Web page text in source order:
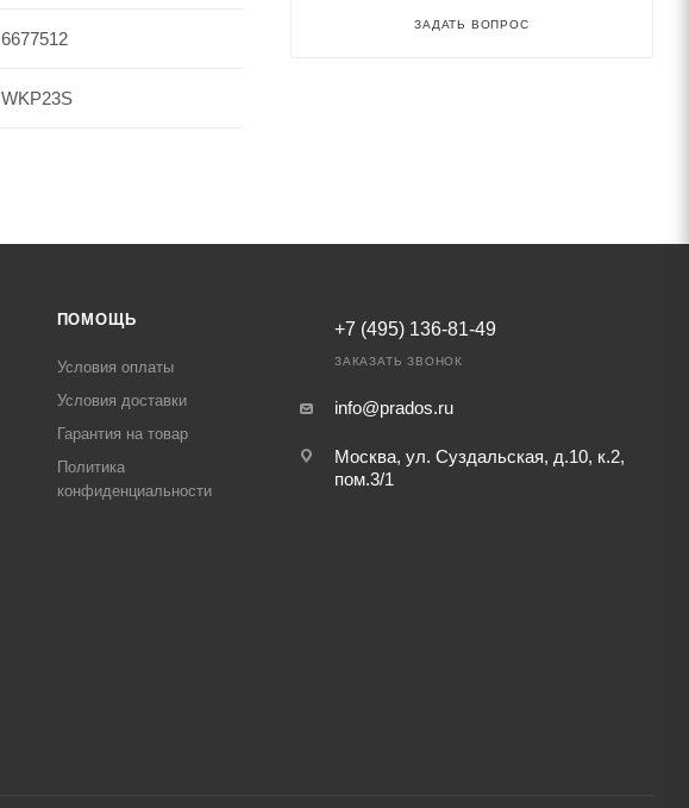
6677512
WKP23S
ЗАДАТЬ ВОПРОС
ПОМОЩЬ
Условия оплаты
Условия доставки
Гарантия на товар
Политика
конфиденциальности
+7 (495) 136-81-49
ЗАКАЗАТЬ ЗВОНОК
info@prados.ru
Москва, ул. Суздальская, д.10, к.2,
пом.3/1